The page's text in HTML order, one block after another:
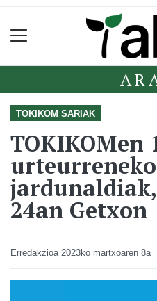
TOKIKOM SARIAK
TOKIKOMen
urteurreneko
24an Getxon
Erredakzioa 2023ko martxoaren 8a